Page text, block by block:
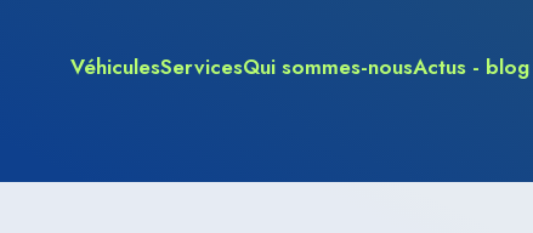
VéhiculesServicesQui sommes-nousActus - blog